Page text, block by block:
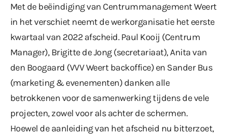
Met de beëindiging van Centrummanagement Weert
in het verschiet neemt de werkorganisatie het eerste
kwartaal van 2022 afscheid. Paul Kooij (Centrum
Manager), Brigitte de Jong (secretariaat), Anita van
den Boogaard (VVV Weert backoffice) en Sander Bus
(marketing & evenementen) danken alle
betrokkenen voor de samenwerking tijdens de vele
projecten, zowel voor als achter de schermen.
Hoewel de aanleiding van het afscheid nu bitterzoet,